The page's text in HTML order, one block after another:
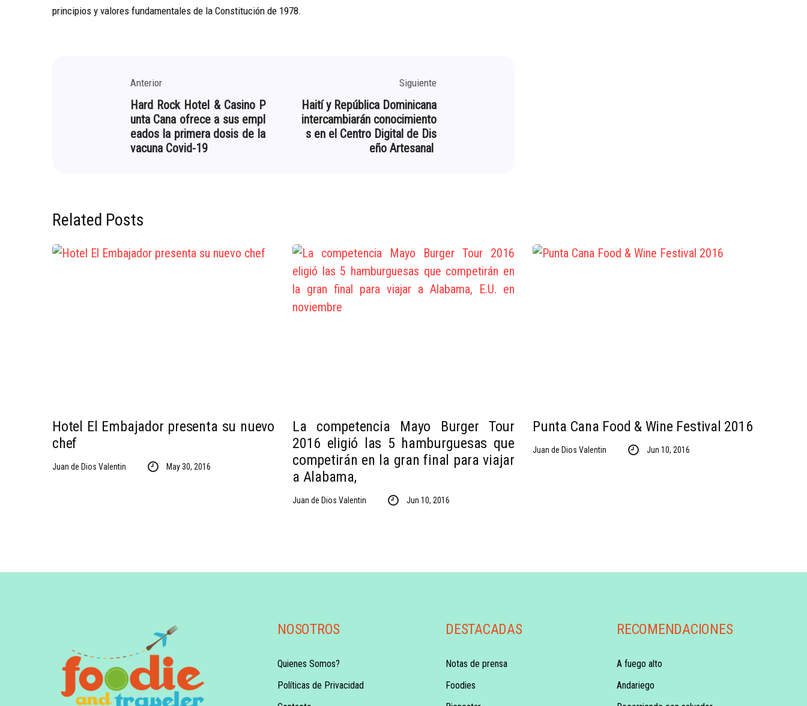
principios y valores fundamentales de la Constitución de 1978.
Anterior
Hard Rock Hotel & Casino P
unta Cana ofrece a sus empl
eados la primera dosis de la
vacuna Covid-19
Siguiente
Haití y República Dominicana
intercambiarán conocimiento
s en el Centro Digital de Dis
eño Artesanal
Related Posts
Hotel El Embajador presenta su nuevo
chef
Juan de Dios Valentin May 30, 2016
La competencia Mayo Burger Tour
2016 eligió las 5 hamburguesas que
competirán en la gran final para viajar
a Alabama,
Juan de Dios Valentin Jun 10, 2016
Punta Cana Food & Wine Festival 2016
Juan de Dios Valentin Jun 10, 2016
NOSOTROS
Quienes Somos?
Políticas de Privacidad
DESTACADAS
Notas de prensa
Foodies
RECOMENDACIONES
A fuego alto
Andariego